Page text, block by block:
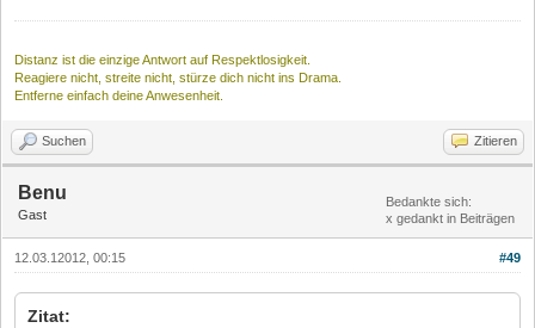
Distanz ist die einzige Antwort auf Respektlosigkeit.
Reagiere nicht, streite nicht, stürze dich nicht ins Drama.
Entferne einfach deine Anwesenheit.
Suchen Zitieren
Benu
Gast
Bedankte sich:
x gedankt in Beiträgen
#49
12.03.12012, 00:15
Zitat: